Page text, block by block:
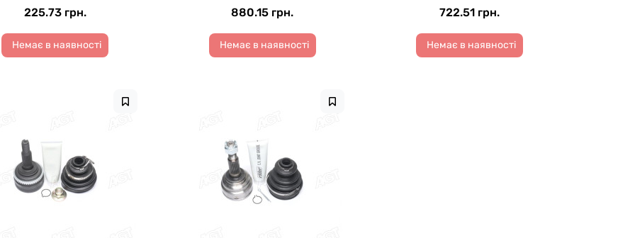
225.73 грн.
Немає в наявності
880.15 грн.
Немає в наявності
722.51 грн.
Немає в наявності